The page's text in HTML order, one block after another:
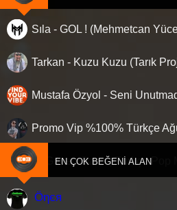
Tarkan - Kuzu Kuzu (Tarık
Mustafa Özyol - Seni
G EN ÇOK BEĞENI ALAN
Öηєя